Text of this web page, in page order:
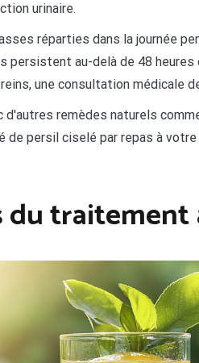
urinaire.
réparties dans la journée
au-delà de 48 heures
une consultation médicale
remèdes naturels
persil ciselé par repas à